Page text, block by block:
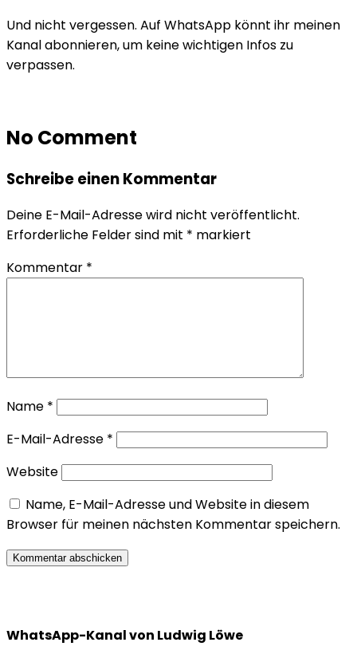
Und nicht vergessen. Auf WhatsApp könnt ihr meinen
Kanal abonnieren, um keine wichtigen Infos zu
verpassen.
No Comment
Schreibe einen Kommentar
Deine E-Mail-Adresse wird nicht veröffentlicht.
Erforderliche Felder sind mit * markiert
Kommentar *
Name *
E-Mail-Adresse *
Website
Name, E-Mail-Adresse und Website in diesem
Browser für meinen nächsten Kommentar speichern.
WhatsApp-Kanal von Ludwig Löwe